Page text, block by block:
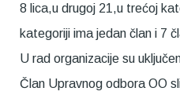
8 lica,u drugoj 21,u trećoj
kategoriji ima jedan član i 7
U rad organizacije su
Član Upravnog odbora OO